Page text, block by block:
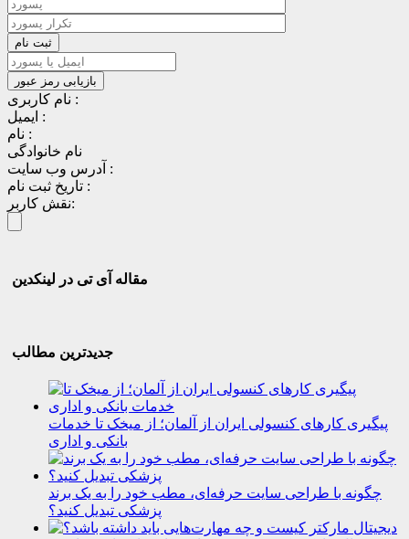
نام کاربری :
ایمیل :
نام :
نام خانوادگی
آدرس وب سایت :
تاریخ ثبت نام :
نقش کاربر:
مقاله آی تی در لینکدین
جدیدترین مطالب
پیگیری کارهای کنسولی ایران از آلمان؛ از میخک تا خدمات
بانکی و اداری
چگونه با طراحی سایت حرفه‌ای، مطب خود را به یک برند
پزشکی تبدیل کنید؟